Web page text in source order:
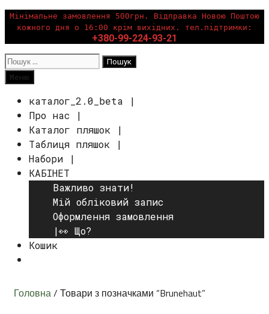
Перейти
вмісту
Мінімальне замовлення 500грн. Відправка Новою Поштою
кожного дня о 16:00 крім вихідних. тел.підтримки:
+380-99-224-93-21
Пошук:
Пошук
Меню
каталог_2.0_beta |
Про нас |
Каталог пляшок |
Таблиця пляшок |
Набори |
КАБІНЕТ
Важливо знати!
Мій обліковий запис
Оформлення замовлення
|👀 Що?
Кошик
Головна/ Товари з позначками “Brunehaut”